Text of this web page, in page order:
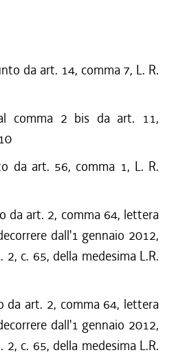
da art. 14, comma 7, L. R.
comma 2 bis da art. 11,
da art. 56, comma 1, L. R.
da art. 2, comma 64, lettera
dall'1 gennaio 2012,
c. 65, della medesima L.R.
da art. 2, comma 64, lettera
dall'1 gennaio 2012,
c. 65, della medesima L.R.